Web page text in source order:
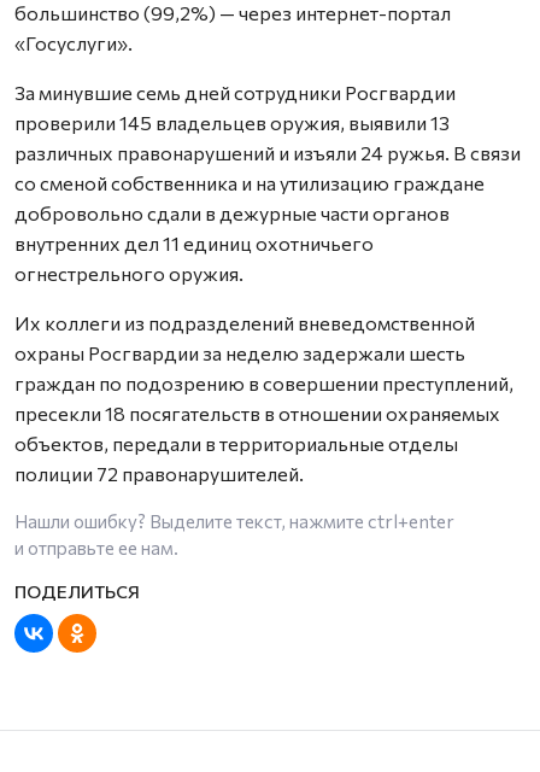
большинство (99,2%) — через интернет-портал
«Госуслуги».
За минувшие семь дней сотрудники Росгвардии
проверили 145 владельцев оружия, выявили 13
различных правонарушений и изъяли 24 ружья. В связи
со сменой собственника и на утилизацию граждане
добровольно сдали в дежурные части органов
внутренних дел 11 единиц охотничьего
огнестрельного оружия.
Их коллеги из подразделений вневедомственной
охраны Росгвардии за неделю задержали шесть
граждан по подозрению в совершении преступлений,
пресекли 18 посягательств в отношении охраняемых
объектов, передали в территориальные отделы
полиции 72 правонарушителей.
Нашли ошибку? Выделите текст, нажмите ctrl+enter
и отправьте ее нам.